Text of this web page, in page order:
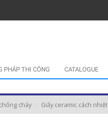
PHÁP THI CÔNG CATALOGUE
cháy Giấy ceramic cách